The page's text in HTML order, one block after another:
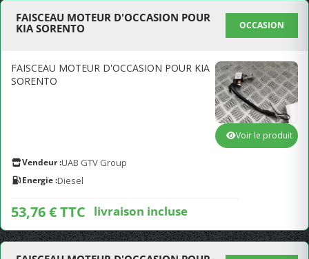
FAISCEAU MOTEUR D'OCCASION POUR
KIA SORENTO
OCCASION
FAISCEAU MOTEUR D'OCCASION POUR KIA
SORENTO
Vendeur :UAB GTV Group
Energie :Diesel
53,76 € TTC livraison incluse
Voir le produit